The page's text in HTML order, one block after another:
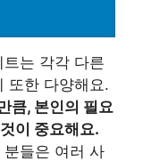
는 각각 다른
또한 다양해요.
큼, 본인의 필요
이 중요해요.
들은 여러 사